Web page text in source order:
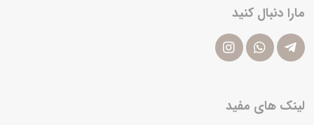
مارا دنبال کنید
لینک های مفید